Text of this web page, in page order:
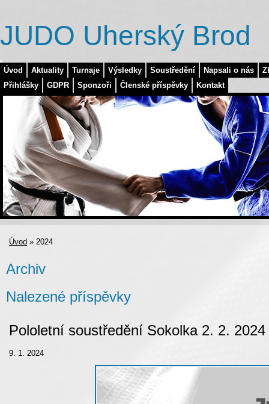
Úvod Aktuality Turnaje Výsledky Soustředění Napsali o nás
Přihlášky
GDPR Sponzoři Členské příspěvky Kontakt
JUDO Uherský Brod
Úvod » 2024
Archiv
Nalezené příspěvky
Pololetní soustředění Sokolka 2. 2. 2024
9. 1. 2024